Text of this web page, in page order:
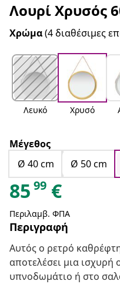
Λουρί Χρυσός
Χρώμα(4 διαθέσιμες
Λευκό Χρυσό
Μέγεθος
Ø 40 cm
Ø 50 cm
85 99 €
Περιλαμβ. ΦΠΑ
Περιγραφή
Αυτός ο ρετρό
αποτελέσει μια
υπνοδωμάτιο ή στο